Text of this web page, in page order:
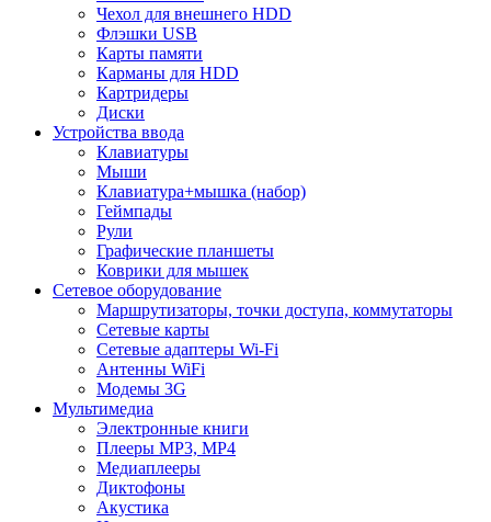
Чехол для внешнего HDD
Флэшки USB
Карты памяти
Карманы для HDD
Картридеры
Диски
Устройства ввода
Клавиатуры
Мыши
Клавиатура+мышка (набор)
Геймпады
Рули
Графические планшеты
Коврики для мышек
Сетевое оборудование
Маршрутизаторы, точки доступа, коммутаторы
Сетевые карты
Сетевые адаптеры Wi-Fi
Антенны WiFi
Модемы 3G
Мультимедиа
Электронные книги
Плееры MP3, MP4
Медиаплееры
Диктофоны
Акустика